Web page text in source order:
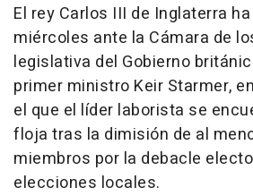
El rey Carlos III de Inglaterra
miércoles ante la Cámara de
legislativa del Gobierno
primer ministro Keir Starmer,
el que el líder laborista se
floja tras la dimisión de al
miembros por la debacle
elecciones locales.